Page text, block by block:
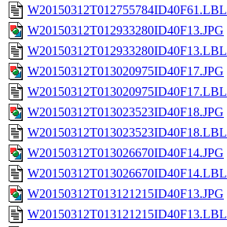
W20150312T012755784ID40F61.LBL
W20150312T012933280ID40F13.JPG
W20150312T012933280ID40F13.LBL
W20150312T013020975ID40F17.JPG
W20150312T013020975ID40F17.LBL
W20150312T013023523ID40F18.JPG
W20150312T013023523ID40F18.LBL
W20150312T013026670ID40F14.JPG
W20150312T013026670ID40F14.LBL
W20150312T013121215ID40F13.JPG
W20150312T013121215ID40F13.LBL